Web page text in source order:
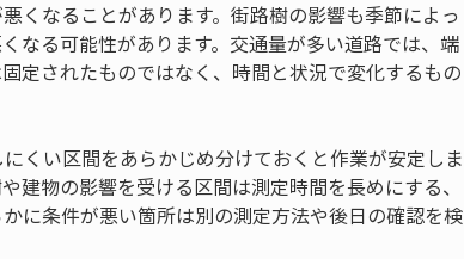
くなることがあります。街路樹の影響も季節によっ
なる可能性があります。交通量が多い道路では、端
定されたものではなく、時間と状況で変化するもの
くい区間をあらかじめ分けておくと作業が安定しま
建物の影響を受ける区間は測定時間を長めにする、
に条件が悪い箇所は別の測定方法や後日の確認を検